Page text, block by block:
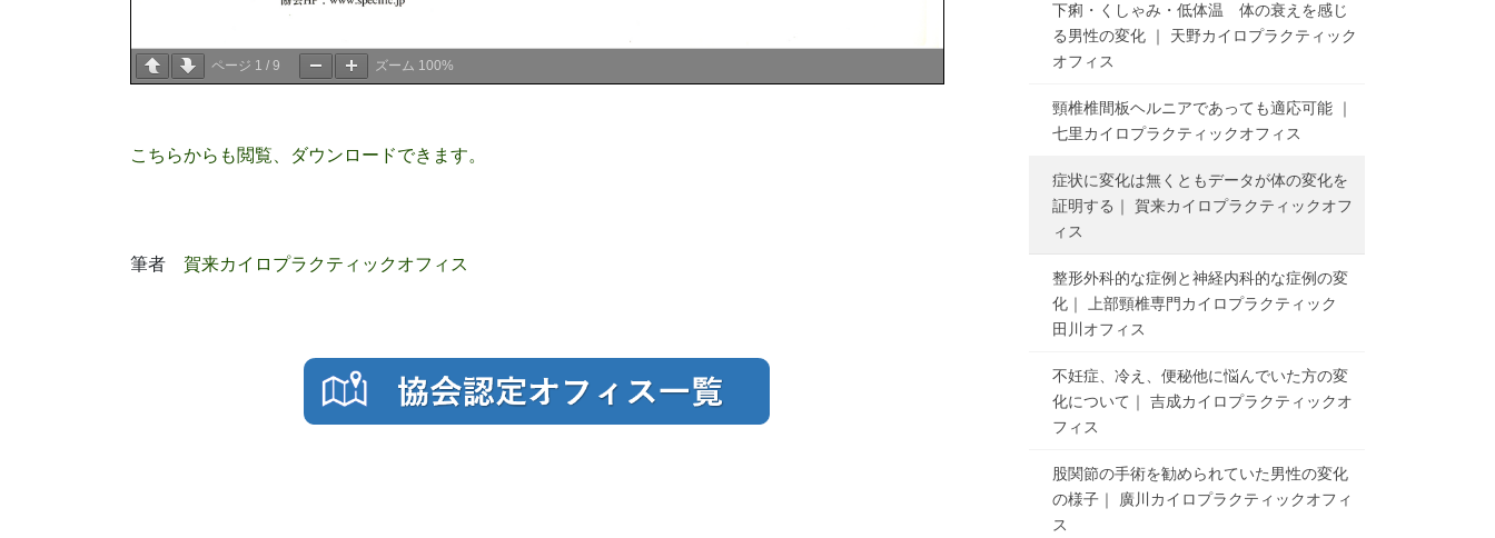
ページ 1 / 9 ズーム 100%
こちらからも閲覧、ダウンロードできます。
筆者 賀来カイロプラクティックオフィス
下痢・くしゃみ・低体温 体の衰えを感じ
る男性の変化 ｜ 天野カイロプラクティック
オフィス
頸椎椎間板ヘルニアであっても適応可能 ｜
七里カイロプラクティックオフィス
症状に変化は無くともデータが体の変化を
証明する｜ 賀来カイロプラクティックオフ
ィス
整形外科的な症例と神経内科的な症例の変
化｜ 上部頸椎専門カイロプラクティック
田川オフィス
不妊症、冷え、便秘他に悩んでいた方の変
化について｜ 吉成カイロプラクティックオ
フィス
股関節の手術を勧められていた男性の変化
の様子｜ 廣川カイロプラクティックオフィ
ス